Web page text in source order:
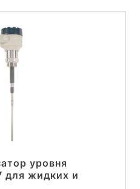
уровня
для жидких и